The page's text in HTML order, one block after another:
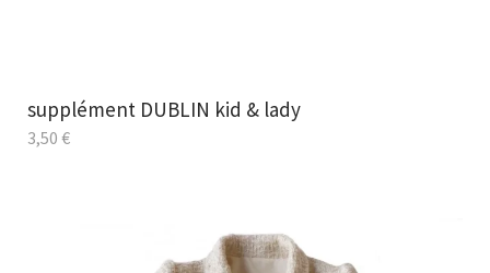
supplément DUBLIN kid & lady
3,50 €